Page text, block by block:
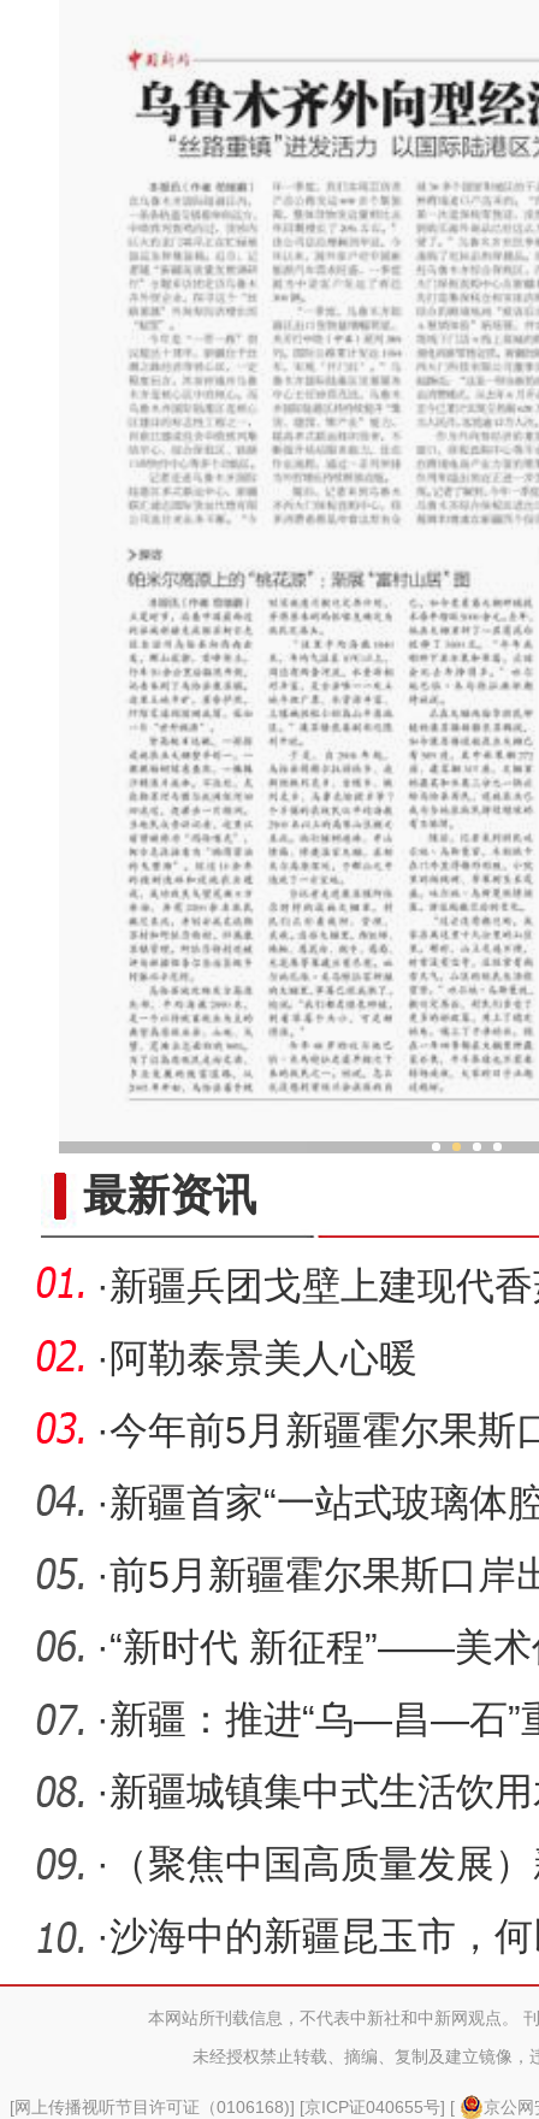
最新资讯
·新疆兵团戈壁上建现代
· 阿勒泰景美人心暖
·今年前5月新疆霍尔果斯
万人次
·新疆首家“一站式玻璃体
·前5月新疆霍尔果斯口岸
次
·“新时代 新征程”——美
齐开幕
·新疆：推进“乌—昌—石”
治
·新疆城镇集中式生活饮
回应
·
（聚焦中国高质量发展
业 上
·沙海中的新疆昆玉市，
本网站所刊载信息，不代表中新社和中新网观点。
未经授权禁止转载、摘编、复制及建立镜像，
[网上传播视听节目许可证（0106168)] [京ICP证040655号] [
京公